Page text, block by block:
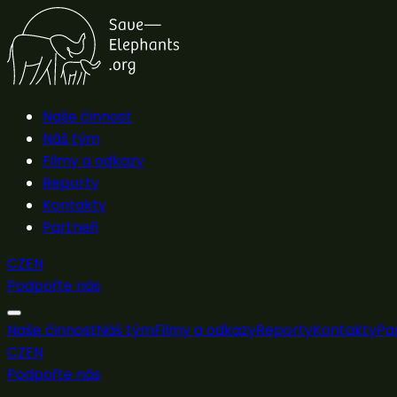
Naše činnost
Náš tým
Filmy a odkazy
Reporty
Kontakty
Partneři
CZEN
Podpořte nás
Naše činnostNáš týmFilmy a odkazyReportyKontakty
CZEN
Podpořte nás